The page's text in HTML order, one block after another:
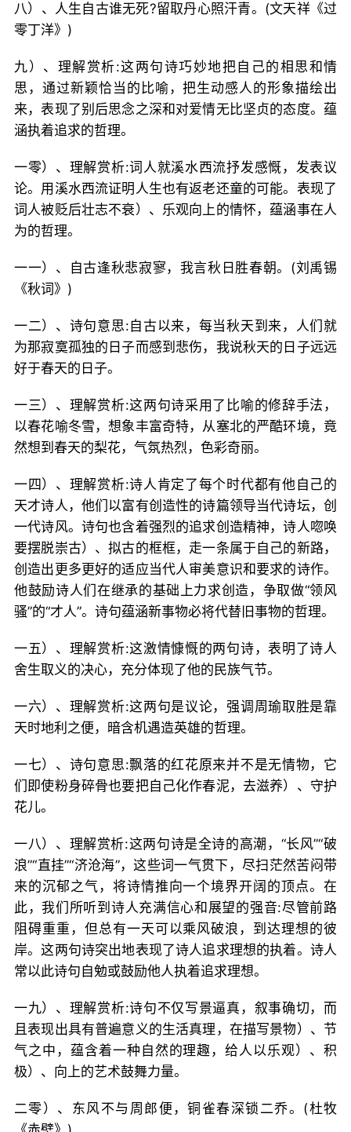
八）、人生自古谁无死?留取丹心照汗青。(文天祥《过
零丁洋》)
九）、理解赏析:这两句诗巧妙地把自己的相思和情
思，通过新颖恰当的比喻，把生动感人的形象描绘出
来，表现了别后思念之深和对爱情无比坚贞的态度。蕴
涵执着追求的哲理。
一零）、理解赏析:词人就溪水西流抒发感慨，发表议
论。用溪水西流证明人生也有返老还童的可能。表现了
词人被贬后壮志不衰）、乐观向上的情怀，蕴涵事在人
为的哲理。
一一）、自古逢秋悲寂寥，我言秋日胜春朝。(刘禹锡
《秋词》)
一二）、诗句意思:自古以来，每当秋天到来，人们就
为那寂寞孤独的日子而感到悲伤，我说秋天的日子远远
好于春天的日子。
一三）、理解赏析:这两句诗采用了比喻的修辞手法，
以春花喻冬雪，想象丰富奇特，从塞北的严酷环境，竟
然想到春天的梨花，气氛热烈，色彩奇丽。
一四）、理解赏析:诗人肯定了每个时代都有他自己的
天才诗人，他们以富有创造性的诗篇领导当代诗坛，创
一代诗风。诗句也含着强烈的追求创造精神，诗人唿唤
要摆脱崇古）、拟古的框框，走一条属于自己的新路，
创造出更多更好的适应当代人审美意识和要求的诗作。
他鼓励诗人们在继承的基础上力求创造，争取做“领风
骚”的“才人”。诗句蕴涵新事物必将代替旧事物的哲理。
一五）、理解赏析:这激情慷慨的两句诗，表明了诗人
舍生取义的决心，充分体现了他的民族气节。
一六）、理解赏析:这两句是议论，强调周瑜取胜是靠
天时地利之便，暗含机遇造英雄的哲理。
一七）、诗句意思:飘落的红花原来并不是无情物，它
们即使粉身碎骨也要把自己化作春泥，去滋养）、守护
花儿。
一八）、理解赏析:这两句诗是全诗的高潮，“长风”“破
浪”“直挂”“济沧海”，这些词一气贯下，尽扫茫然苦闷带
来的沉郁之气，将诗情推向一个境界开阔的顶点。在
此，我们所听到诗人充满信心和展望的强音:尽管前路
阻碍重重，但总有一天可以乘风破浪，到达理想的彼
岸。这两句诗突出地表现了诗人追求理想的执着。诗人
常以此诗句自勉或鼓励他人执着追求理想。
一九）、理解赏析:诗句不仅写景逼真，叙事确切，而
且表现出具有普遍意义的生活真理，在描写景物）、节
气之中，蕴含着一种自然的理趣，给人以乐观）、积
极）、向上的艺术鼓舞力量。
二零）、东风不与周郎便，铜雀春深锁二乔。(杜牧